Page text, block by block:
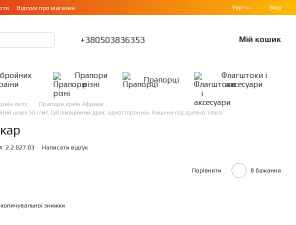
Відгуки про магазин УкрРус Вхід
+380503836353 Мій кошик
Прапори
різні
Прапорці
Флагштоки і
аксесуари
світу
Прапори країн Африки
шовк 50 г/м², Сублімаційний друк, односторонній, Кишеня під древко зліва
2.2.027.03 Написати відгук
Порівняти В бажання
знижки